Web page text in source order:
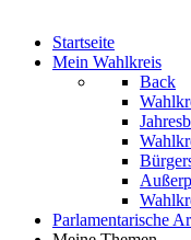
Startseite
Mein Wahlkreis
Back
Parlamentarische